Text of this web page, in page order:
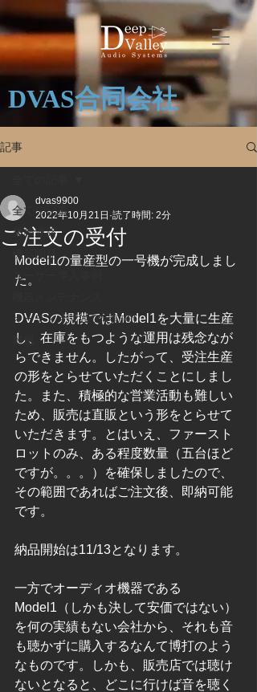
DVAS合同会社
記事
全ての記事
業務連絡
機器開発
ユーザー導入事例
オーディオマニア宅訪問
雑感
ご注文の受付
dvas9900
2022年10月21日 読了時間: 2分
Model1の量産型の一号機が完成しまし
た。
DVASの規模ではModel1を大量に生産
し、在庫をもつような運用は残念なが
らできません。したがって、受注生産
の形をとらせていただくことにしまし
た。また、積極的な営業活動も難しい
ため、販売は直販という形をとらせて
いただきます。とはいえ、ファースト
ロットのみ、ある程度数量（五台ほど
ですが。。。）を確保しましたので、
その範囲であればご注文後、即納可能
です。
納品開始は11/13となります。
一方でオーディオ機器である
Model1（しかも決して安価ではない）
を何の実績もない会社から、それも音
も聴かずに購入するなんて博打のよう
なものです。しかも、販売店では聴け
ないとなると、どこに行けば音を聴く